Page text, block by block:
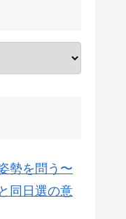
勢を問う〜
同日選の意